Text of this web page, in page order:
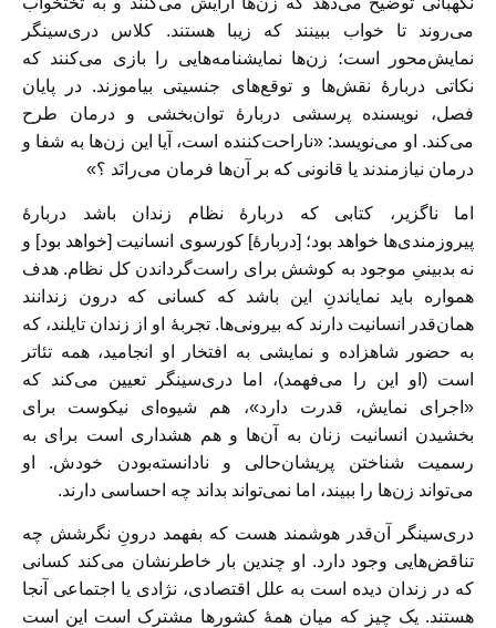
می‌روند تا خواب ببینند که زیبا هستند. کلاس دری‌سینگر
نمایش‌محور است؛ زن‌ها نمایشنامه‌هایی را بازی می‌کنند که
نکاتی دربارۀ نقش‌ها و توقع‌های جنسیتی بیاموزند. در پایان
فصل، نویسنده پرسشی دربارۀ توان‌بخشی و درمان طرح
می‌کند. او می‌نویسد: «ناراحت‌کننده است، آیا این زن‌ها به شفا و
درمان نیازمندند یا قانونی که بر آن‌ها فرمان می‌رانَد ؟»
اما ناگزیر، کتابی که دربارۀ نظام زندان باشد دربارۀ
پیروزمندی‌ها خواهد بود؛ [دربارۀ] کورسوی انسانیت [خواهد بود] و
نه بدبینیِ موجود به کوشش برای راست‌گرداندن کل نظام. هدف
همواره باید نمایاندنِ این باشد که کسانی که درون زند‌انند
همان‌قدر انسانیت دارند که بیرونی‌ها. تجربۀ او از زندان تایلند، که
به حضور شاهزاده و نمایشی به افتخار او انجامید، همه تئاتر
است (او این را می‌فهمد)، اما دری‌سینگر تعیین می‌کند که
«اجرای نمایش، قدرت دارد»، هم شیوه‌ای نیکوست برای
بخشیدن انسانیت زنان به آن‌‌ها و هم هشداری است برای به‌
رسمیت‌ شناختن پریشا‌ن‌حالی و نادانسته‌بودن خودش. او
می‌تواند زن‌ها را ببیند، اما نمی‌تواند بداند چه احساسی دارند.
دری‌سینگر آن‌قدر هوشمند هست که بفهمد درونِ نگرشش چه
تناقض‌هایی وجود دارد. او چندین بار خاطرنشان می‌کند کسانی
که در زندان دیده‌ است به‌ علل اقتصادی، نژادی یا اجتماعی آنجا
هستند. یک چیز که میان همۀ کشورها مشترک است این است